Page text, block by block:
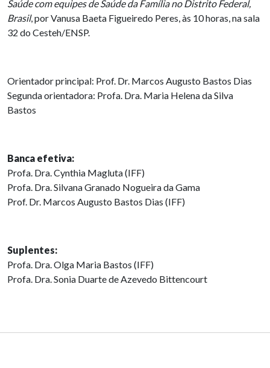
Saúde com equipes de Saúde da Família no Distrito Federal,
Brasil, por Vanusa Baeta Figueiredo Peres, às 10 horas, na sala
32 do Cesteh/ENSP.
Orientador principal: Prof. Dr. Marcos Augusto Bastos Dias
Segunda orientadora: Profa. Dra. Maria Helena da Silva
Bastos
Banca efetiva:
Profa. Dra. Cynthia Magluta (IFF)
Profa. Dra. Silvana Granado Nogueira da Gama
Prof. Dr. Marcos Augusto Bastos Dias (IFF)
Suplentes:
Profa. Dra. Olga Maria Bastos (IFF)
Profa. Dra. Sonia Duarte de Azevedo Bittencourt